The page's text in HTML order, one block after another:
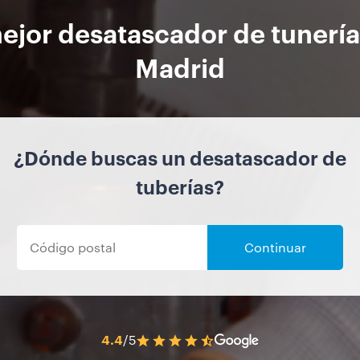
desatascador de
Madrid
¿Dónde buscas un desatascador de
tuberías?
Continuar
4.4/5